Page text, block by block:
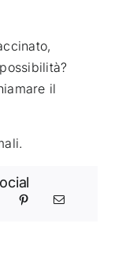
il